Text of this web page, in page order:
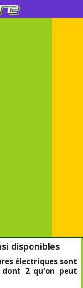
disponibles
électriques sont
dont 2 qu'on peut